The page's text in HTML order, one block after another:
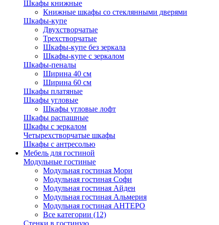
Шкафы книжные
Книжные шкафы со стеклянными дверями
Шкафы-купе
Двухстворчатые
Трехстворчатые
Шкафы-купе без зеркала
Шкафы-купе с зеркалом
Шкафы-пеналы
Ширина 40 см
Ширина 60 см
Шкафы платяные
Шкафы угловые
Шкафы угловые лофт
Шкафы распашные
Шкафы с зеркалом
Четырехстворчатые шкафы
Шкафы с антресолью
Мебель для гостиной
Модульные гостиные
Модульная гостиная Мори
Модульная гостиная Софи
Модульная гостиная Айден
Модульная гостиная Альмерия
Модульная гостиная АНТЕРО
Все категории (12)
Стенки в гостиную